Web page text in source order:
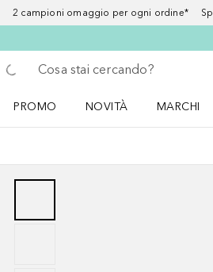
2 campioni omaggio per ogni ordine*
Torna indietro
Esegui ricerca
PROMO
NOVITÀ
MARCHI